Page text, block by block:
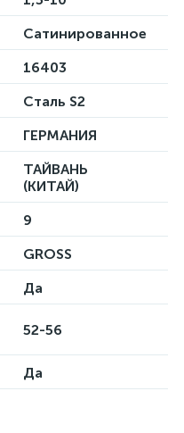
Сатинированное
16403
Сталь S2
ГЕРМАНИЯ
ТАЙВАНЬ
(КИТАЙ)
9
GROSS
Да
52-56
Да